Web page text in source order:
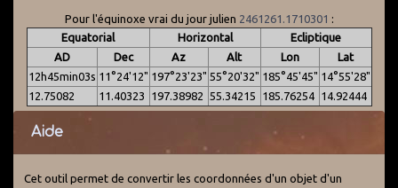
Pour l'équinoxe vrai du jour julien 2461261.1710301 :
Equatorial
Horizontal
Ecliptique
AD
Dec Az Alt Lon
Lat
12h45min03s 11°24'12" 197°23'23" 55°20'32" 185°45'45" 14°55'28"
12.75082
11.40323 197.38982 55.34215 185.76254 14.92444
Aide
Cet outil permet de convertir les coordonnées d'un objet d'un